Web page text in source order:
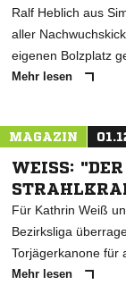
Ralf Heblich aus
aller
eigenen Bolzplatz
Mehr lesen
MAGAZIN
WEISS: "DER
Für Kathrin Weiß
Bezirksliga
Torjägerkanone für
Mehr lesen